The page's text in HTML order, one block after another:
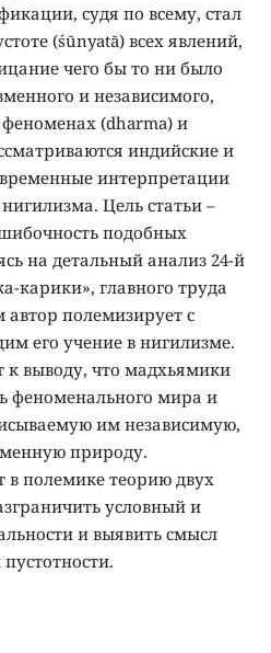
судя по всему, стал
(śūnyatā) всех явлений,
чего бы то ни было
и независимого,
феноменах (dharma) и
индийские и
интерпретации
Цель статьи –
подобных
на детальный анализ 24-й
карики», главного труда
полемизирует с
его учение в нигилизме.
к выводу, что мадхьямики
феноменального мира и
им независимую,
природу.
в полемике теорию двух
условный и
и выявить смысл